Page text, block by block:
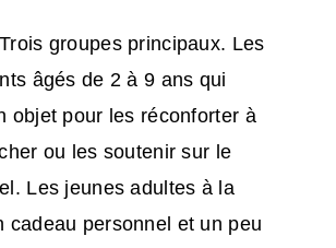
Trois groupes principaux. Les
âgés de 2 à 9 ans qui
objet pour les réconforter à
ou les soutenir sur le
Les jeunes adultes à la
cadeau personnel et un peu